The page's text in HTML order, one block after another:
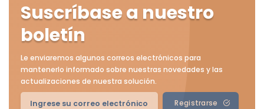
Suscríbase a nuestro
boletín
Le enviaremos algunos correos electrónicos para
mantenerlo informado sobre nuestras novedades y las
actualizaciones de nuestra solución.
Registrarse